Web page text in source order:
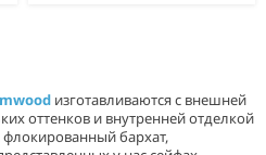
изготавливаются с внешней
оттенков и внутренней отделкой
бархат,